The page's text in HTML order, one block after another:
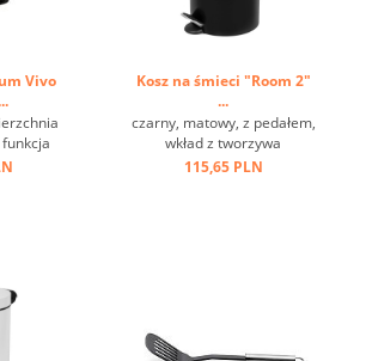
Vivo
Kosz na śmieci "Room 2"
...
czarny, matowy, z pedałem,
wkład z tworzywa
sztucznego, ring na spodzie
115,65 PLN